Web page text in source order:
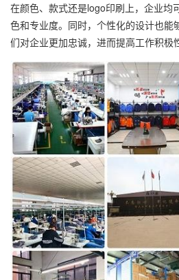
在颜色、款式还是logo印刷上，企业均
色和专业度。同时，个性化的设计也能
们对企业更加忠诚，进而提高工作积极